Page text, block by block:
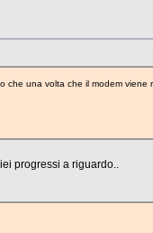
che una volta che il modem viene
progressi a riguardo..